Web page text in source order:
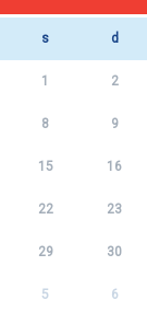
s d
1 2
8 9
15 16
22 23
29 30
5 6